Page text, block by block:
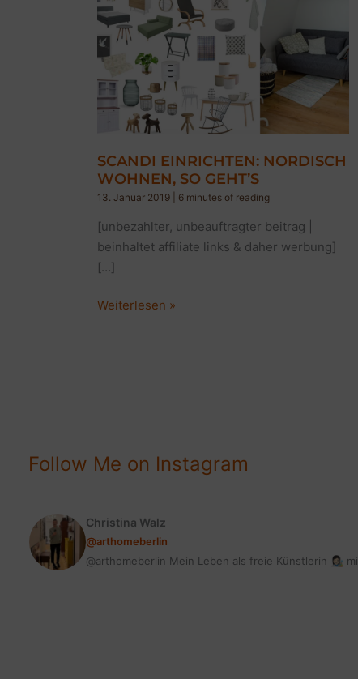
SCANDI EINRICHTEN: NORDISCH
WOHNEN, SO GEHT’S
13. Januar 2019 6 minutes of reading
[unbezahlter, unbeauftragter beitrag |
beinhaltet affiliate links & daher werbung]
[…]
SCANDI
Weiterlesen »
Follow Me on Instagram
Christina Walz
@arthomeberlin
@arthomeberlin Mein Leben als freie Künstlerin